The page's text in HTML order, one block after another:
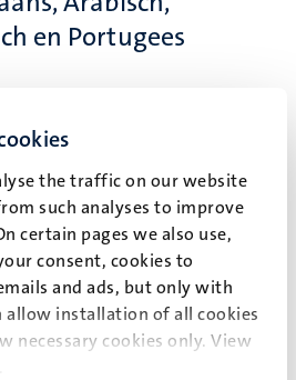
the traffic on our website
such analyses to improve
certain pages we also use,
consent, cookies to
and ads, but only with
allow installation of all cookies
necessary cookies only. View
en Portugees
, dinsdag-, woensdag- en
beschikbare data en tijden voor
zij neemt contact met je op om
Indien nodig zal er een
De uitslag van de test is
worden). Indien
aanpassen. Als je je nog niet
je dan online invoor het niveau